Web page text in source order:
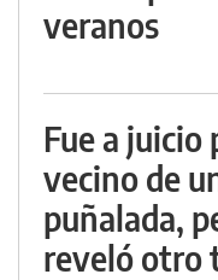
veranos
Fue a juicio
vecino de
puñalada,
reveló otro